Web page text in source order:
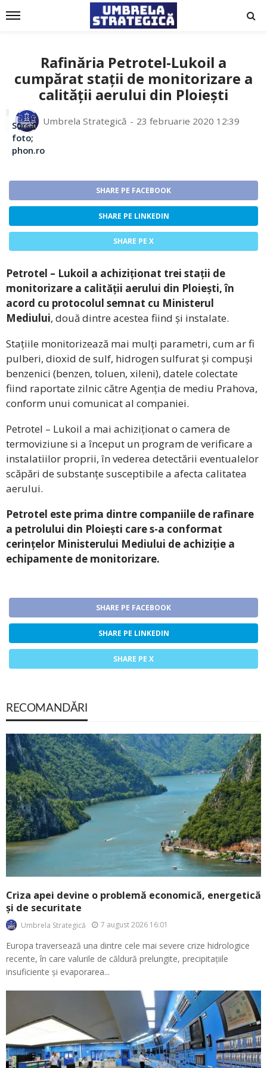
Rafinăria Petrotel-Lukoil a
cumpărat stații de monitorizare a
calității aerului din Ploiești
Umbrela Strategică 23 februarie 2020 12:39
Sursa
foto;
phon.ro
SHARE PE FACEBOOK
SHARE PE LINKEDIN
SHARE PE X
Petrotel – Lukoil a achiziționat trei stații de
monitorizare a calității aerului din Ploiești, în
acord cu protocolul semnat cu Ministerul
Mediului, două dintre acestea fiind și instalate.
Stațiile monitorizează mai mulți parametri, cum ar fi
pulberi, dioxid de sulf, hidrogen sulfurat și compuși
benzenici (benzen, toluen, xileni), datele colectate
fiind raportate zilnic către Agenția de mediu Prahova,
conform unui comunicat al companiei.
Petrotel – Lukoil a mai achiziționat o camera de
termoviziune si a început un program de verificare a
instalatiilor proprii, în vederea detectării eventualelor
scăpări de substanțe susceptibile a afecta calitatea
aerului.
Petrotel este prima dintre companiile de rafinare
a petrolului din Ploiești care s-a conformat
cerințelor Ministerului Mediului de achiziție a
echipamente de monitorizare.
SHARE PE FACEBOOK
SHARE PE LINKEDIN
SHARE PE X
RECOMANDĂRI
Criza apei devine o problemă economică, energetică
și de securitate
Umbrela Strategică 7 august 2026 16:01
Europa traversează una dintre cele mai severe crize hidrologice
recente, în care valurile de căldură prelungite, precipitațiile
insuficiente și evaporarea...